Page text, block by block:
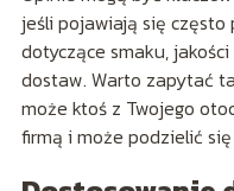
jeśli pojawiają się
dotyczące smaku,
dostaw. Warto zapytać
może ktoś z Twojego
firmą i może podzielić